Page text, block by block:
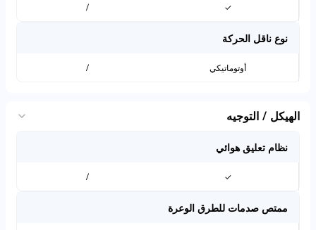
✓
/
نوع ناقل الحركة
أوتوماتيكي /
الهيكل / التوجيه
نظام تعليق هوائي
✓
/
ممتص صدمات للطرق الوعرة